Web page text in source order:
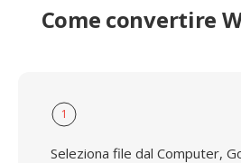
Come convertire
1
Seleziona file dal Computer,